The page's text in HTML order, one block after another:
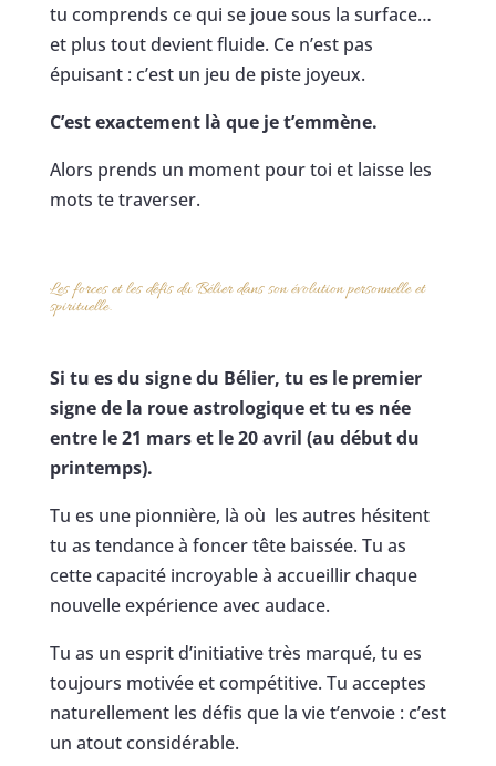
tu comprends ce qui se joue sous la surface…
et plus tout devient fluide. Ce n’est pas
épuisant : c’est un jeu de piste joyeux.
C’est exactement là que je t’emmène.
Alors prends un moment pour toi et laisse les
mots te traverser.
Les forces et les défis du Bélier dans son évolution personnelle et
spirituelle.
Si tu es du signe du Bélier, tu es le premier
signe de la roue astrologique et tu es née
entre le 21 mars et le 20 avril (au début du
printemps).
Tu es une pionnière, là où les autres hésitent
tu as tendance à foncer tête baissée. Tu as
cette capacité incroyable à accueillir chaque
nouvelle expérience avec audace.
Tu as un esprit d’initiative très marqué, tu es
toujours motivée et compétitive. Tu acceptes
naturellement les défis que la vie t’envoie : c’est
un atout considérable.